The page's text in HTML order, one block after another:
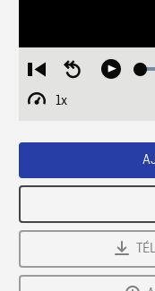
Restart
from
beginning
Seek
Play
1x
Playback